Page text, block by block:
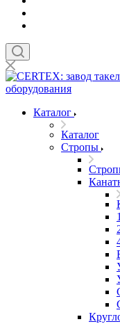
Каталог
Каталог
Стропы